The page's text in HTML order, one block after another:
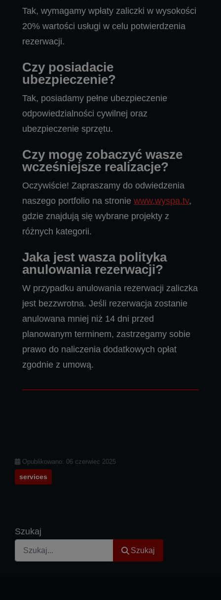
Tak, wymagamy wpłaty zaliczki w wysokości
20% wartości usługi w celu potwierdzenia
rezerwacji.
Czy posiadacie
ubezpieczenie?
Tak, posiadamy pełne ubezpieczenie
odpowiedzialności cywilnej oraz
ubezpieczenie sprzętu.
Czy mogę zobaczyć wasze
wcześniejsze realizacje?
Oczywiście! Zapraszamy do odwiedzenia
naszego portfolio na stronie www.wyspa.tv,
gdzie znajdują się wybrane projekty z
różnych kategorii.
Jaka jest wasza polityka
anulowania rezerwacji?
W przypadku anulowania rezerwacji zaliczka
jest bezzwrotna. Jeśli rezerwacja zostanie
anulowana mniej niż 14 dni przed
planowanym terminem, zastrzegamy sobie
prawo do naliczenia dodatkowych opłat
zgodnie z umową.
Szczegóły
Opublikowano: 06 czerwiec 2025
services
Szukaj
Szukaj